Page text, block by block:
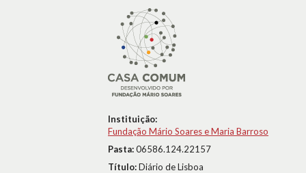
Instituição:
Fundação Mário Soares e Maria Barroso
Pasta:06586.124.22157
Título:Diário de Lisboa